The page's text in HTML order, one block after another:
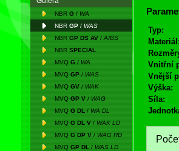
NBR G / WA
NBR GP / WAS
NBR GP DS AV / A/BS
NBR SPECIAL
MVQ G / WA
MVQ GP / WAS
MVQ GV / WAK
MVQ GP V / WAG
MVQ G DL / WA DL
MVQ G DL V / WAK LD
MVQ G DP V / WAG RD
MVQ GP DL / WAS LD
Typ:
Materiál:
Vnitřní
Vnější
Výška:
Síla: